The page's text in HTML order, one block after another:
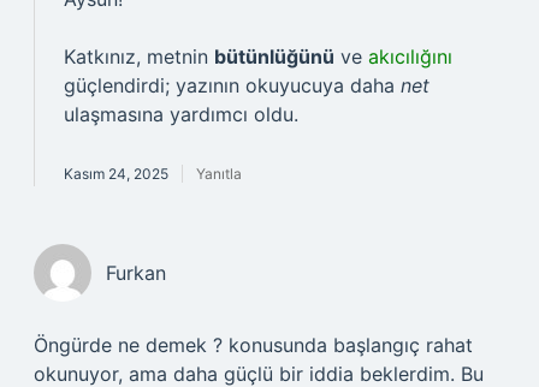
Katkınız, metnin bütünlüğünü ve akıcılığını
güçlendirdi; yazının okuyucuya daha net
ulaşmasına yardımcı oldu.
Kasım 24, 2025 Yanıtla
Furkan
Öngürde ne demek ? konusunda başlangıç rahat
okunuyor, ama daha güçlü bir iddia beklerdim. Bu